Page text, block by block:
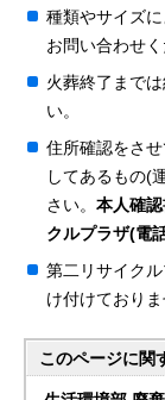
種類やサイズ
お問い合わせく
火葬終了まで
い。
住所確認をさ
してあるもの(
さい。 本人確
クルプラザ(電
第二リサイク
け付けておりま
このページに関